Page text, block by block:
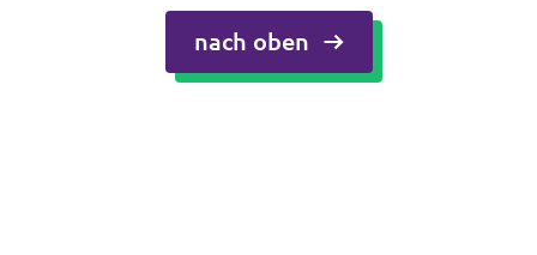
nach oben